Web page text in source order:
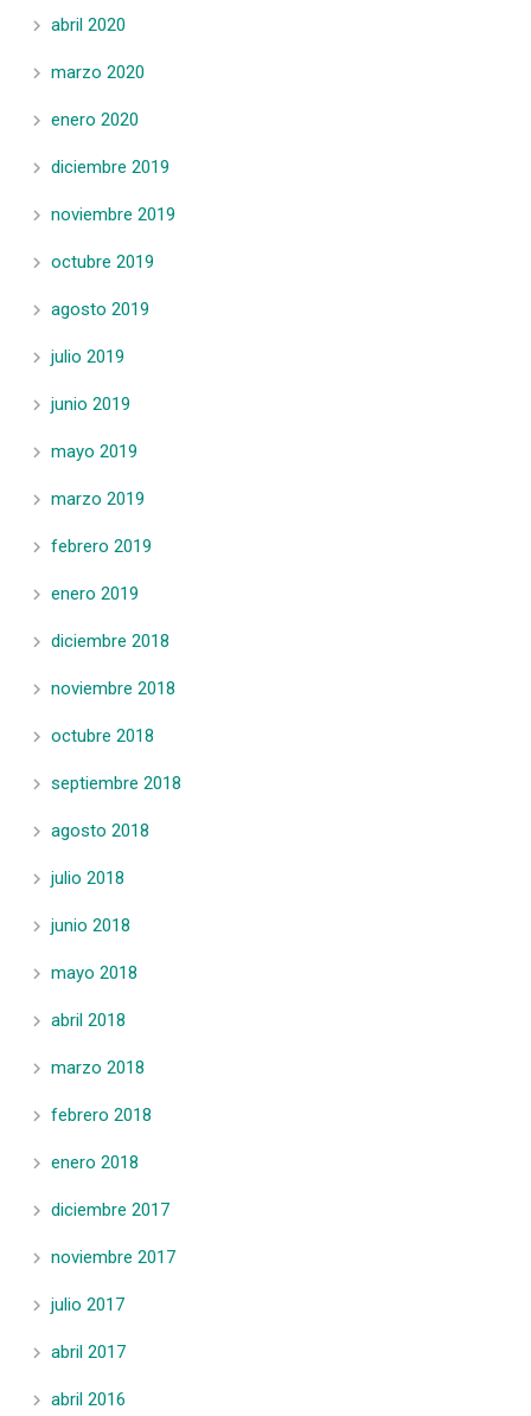
abril 2020
marzo 2020
enero 2020
diciembre 2019
noviembre 2019
octubre 2019
agosto 2019
julio 2019
junio 2019
mayo 2019
marzo 2019
febrero 2019
enero 2019
diciembre 2018
noviembre 2018
octubre 2018
septiembre 2018
agosto 2018
julio 2018
junio 2018
mayo 2018
abril 2018
marzo 2018
febrero 2018
enero 2018
diciembre 2017
noviembre 2017
julio 2017
abril 2017
abril 2016